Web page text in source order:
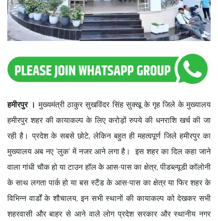
हमीरपुर । मुख्यमंत्री ठाकुर सुखविंदर सिंह सुक्खू के गृह जिले के मुख्यालय
हमीरपुर शहर की कायाकल्प के लिए करोड़ों रुपये की धनराशि खर्च की जा
रही है। प्रदेश के सबसे छोटे, लेकिन बहुत ही महत्वपूर्ण जिले हमीरपुर का
मुख्यालय अब नए ‘लुक’ में नजर आने लगा है। इस शहर का दिल कहा जाने
वाला गांधी चौक हो या टाउन हॉल के आस-पास का क्षेत्र, पीडब्ल्यूडी कॉलोनी
के साथ लगता पार्क हो या बस स्टैंड के आस-पास का क्षेत्र या फिर शहर के
विभिन्न वार्डों के शौचालय, इन सभी स्थानों की कायाकल्प को देखकर सभी
शहरवासी और बाहर से आने वाले लोग प्रदेश सरकार और स्थानीय नगर